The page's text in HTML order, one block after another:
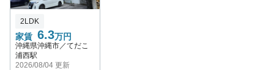
家賃 6.3万円
2LDK
沖縄県沖縄市／てだこ
浦西駅
2026/08/04 更新